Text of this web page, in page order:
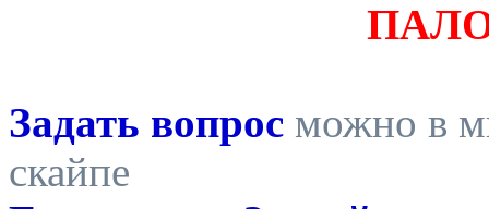
Задать вопрос можно в
скайпе